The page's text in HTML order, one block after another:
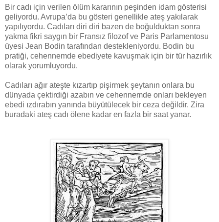
Bir cadı için verilen ölüm kararının peşinden idam gösterisi
geliyordu. Avrupa’da bu gösteri genellikle ateş yakılarak
yapılıyordu. Cadıları diri diri bazen de boğulduktan sonra
yakma fikri saygın bir Fransız filozof ve Paris Parlamentosu
üyesi Jean Bodin tarafından destekleniyordu. Bodin bu
pratiği, cehennemde ebediyete kavuşmak için bir tür hazırlık
olarak yorumluyordu.
Cadıları ağır ateşte kızartıp pişirmek şeytanın onlara bu
dünyada çektirdiği azabın ve cehennemde onları bekleyen
ebedi ızdırabın yanında büyütülecek bir ceza değildir. Zira
buradaki ateş cadı ölene kadar en fazla bir saat yanar.